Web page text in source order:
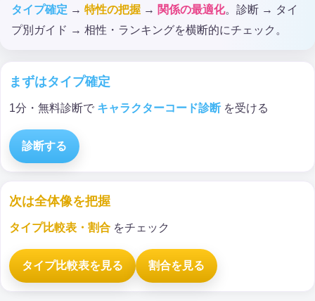
タイプ確定 → 特性の把握 → 関係の最適化。診断 → タイ
プ別ガイド → 相性・ランキングを横断的にチェック。
まずはタイプ確定
1分・無料診断で キャラクターコード診断 を受ける
診断する
次は全体像を把握
タイプ比較表・割合 をチェック
タイプ比較表を見る 割合を見る